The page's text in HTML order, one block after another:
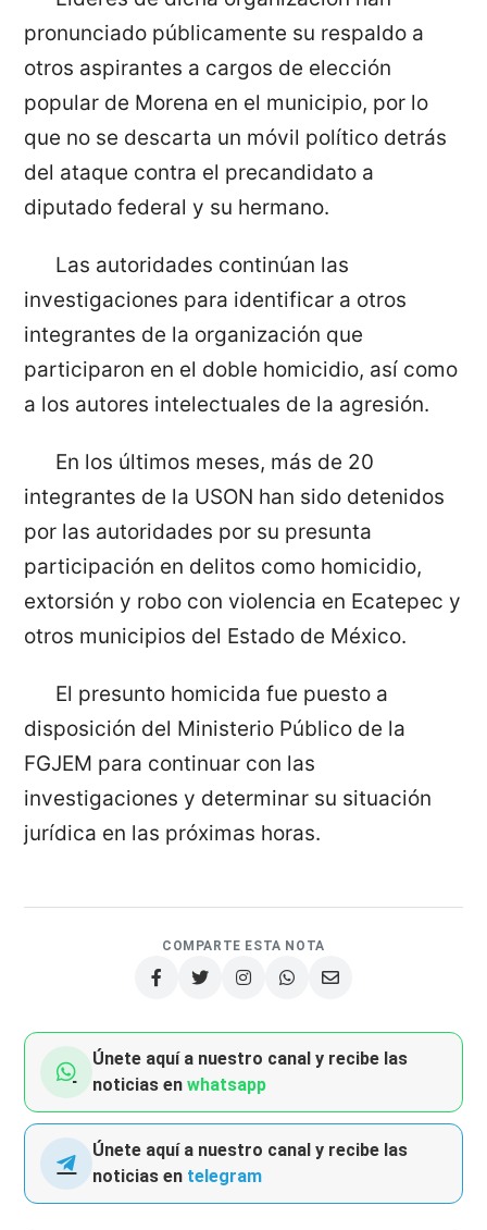
pronunciado públicamente su respaldo a
otros aspirantes a cargos de elección
popular de Morena en el municipio, por lo
que no se descarta un móvil político detrás
del ataque contra el precandidato a
diputado federal y su hermano.
Las autoridades continúan las
investigaciones para identificar a otros
integrantes de la organización que
participaron en el doble homicidio, así como
a los autores intelectuales de la agresión.
En los últimos meses, más de 20
integrantes de la USON han sido detenidos
por las autoridades por su presunta
participación en delitos como homicidio,
extorsión y robo con violencia en Ecatepec y
otros municipios del Estado de México.
El presunto homicida fue puesto a
disposición del Ministerio Público de la
FGJEM para continuar con las
investigaciones y determinar su situación
jurídica en las próximas horas.
COMPARTE ESTA NOTA
Únete aquí a nuestro canal y recibe las
noticias enwhatsapp
Únete aquí a nuestro canal y recibe las
noticias en telegram